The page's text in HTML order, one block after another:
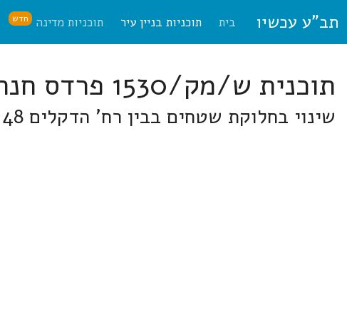
תב"ע עכשיו בית תוכניות בניין עיר תוכניות מדינה חדש
תוכנית ש/מק/1530 פרדס חנה-כרכור
שינוי בחלוקת שטחים בבין רח' הדקלים 46-48 לרח' אבן גבירול